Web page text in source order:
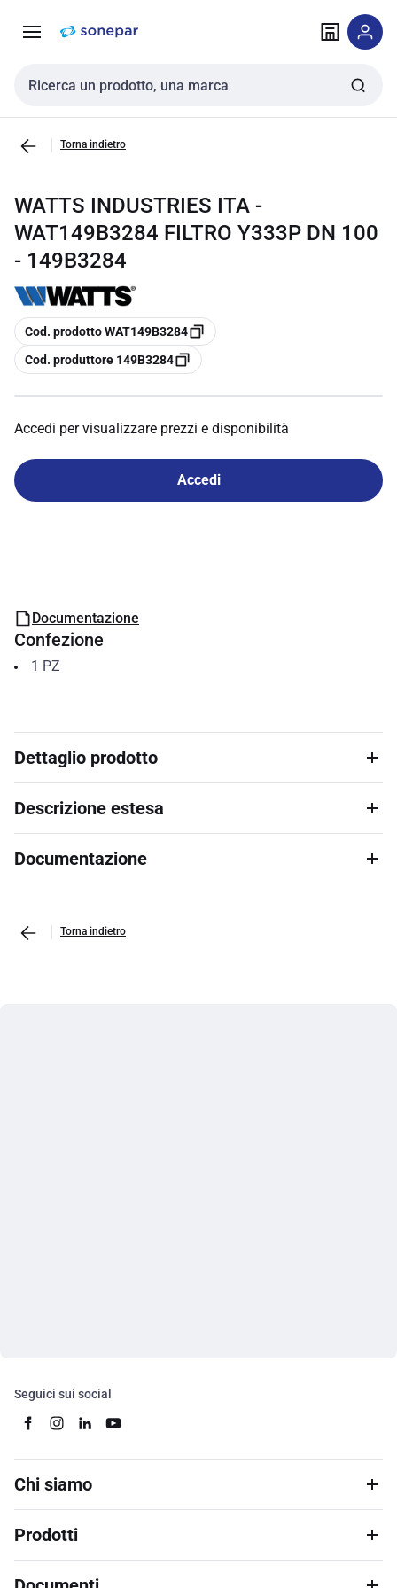
navigazione alla
Cerca input
Torna indietro
WATTS INDUSTRIES ITA -
WAT149B3284 FILTRO Y333P DN 100
- 149B3284
copia
Cod. prodotto WAT149B3284
copia
Cod. produttore 149B3284
Accedi per visualizzare prezzi e disponibilità
Accedi
Documentazione
Confezione
1 PZ
Dettaglio prodotto
Descrizione estesa
Documentazione
Torna indietro
Seguici sui social
Chi siamo
Prodotti